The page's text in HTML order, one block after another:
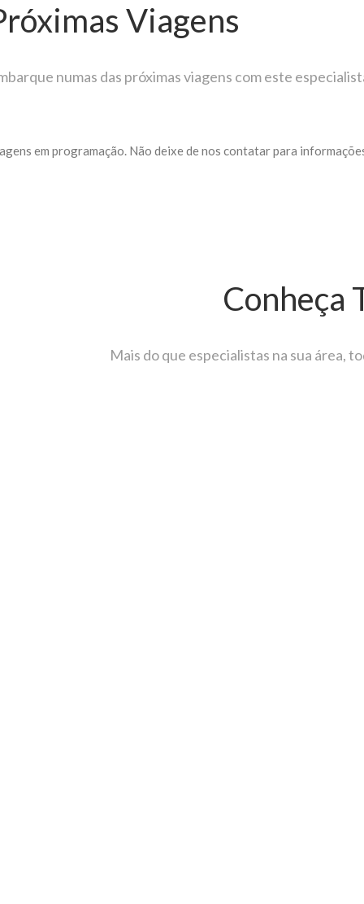
Viagens
numas das próximas viagens com este
em programação. Não deixe de nos contatar para
Conheça
Mais do que especialistas na sua área,